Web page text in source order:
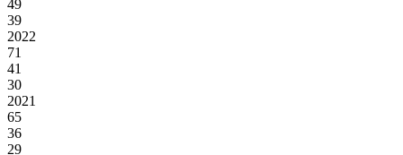
49
39
2022
71
41
30
2021
65
36
29